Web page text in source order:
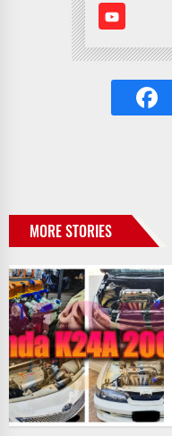
MORE STORIES